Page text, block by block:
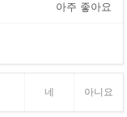
아주 좋아요
네 아니요